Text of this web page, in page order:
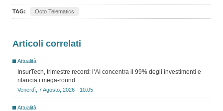
TAG: Octo Telematics
Articoli correlati
Attualità
InsurTech, trimestre record: l’AI concentra il 99% degli investimenti e
rilancia i mega-round
Venerdì, 7 Agosto, 2026 - 10:05
Attualità